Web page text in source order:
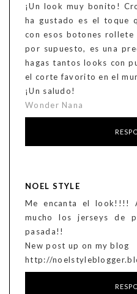
¡Un look muy bonito!
ha gustado es el toque
con esos botones
por supuesto, es una
hagas tantos looks con
el corte favorito en el
¡Un saludo!
Wonder Nana
NOEL STYLE
Me encanta el look!!!!
mucho los jerseys de
pasada!!
New post up on my blog
http://